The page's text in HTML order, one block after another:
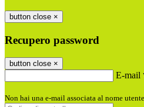
button close ×
Recupero password
button close ×
E-mail
Non hai una e-mail associata al nome